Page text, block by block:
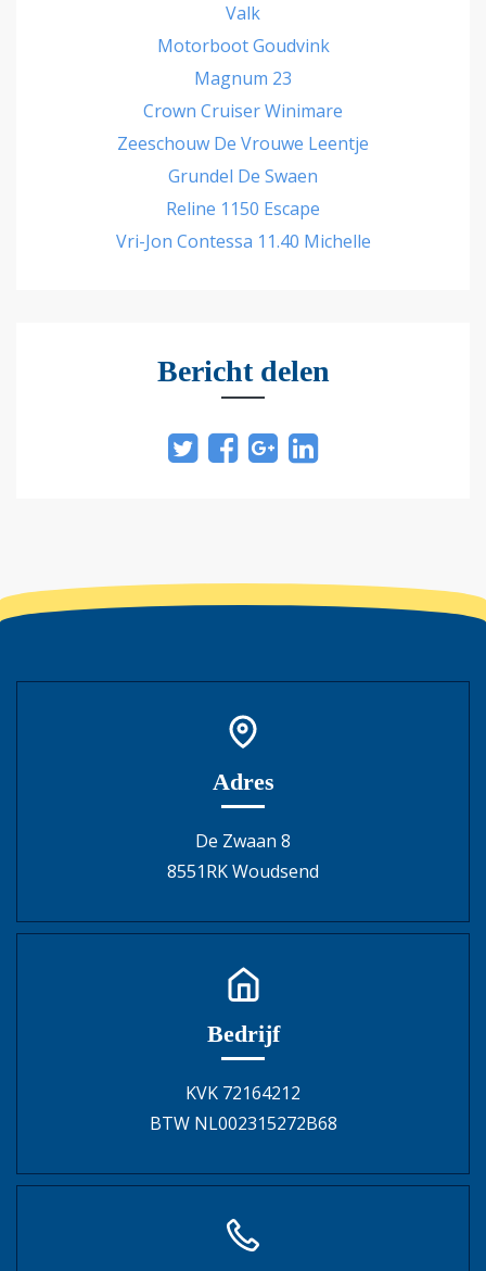
Valk
Motorboot Goudvink
Magnum 23
Crown Cruiser Winimare
Zeeschouw De Vrouwe Leentje
Grundel De Swaen
Reline 1150 Escape
Vri-Jon Contessa 11.40 Michelle
Bericht delen
Adres
De Zwaan 8
8551RK Woudsend
Bedrijf
KVK 72164212
BTW NL002315272B68